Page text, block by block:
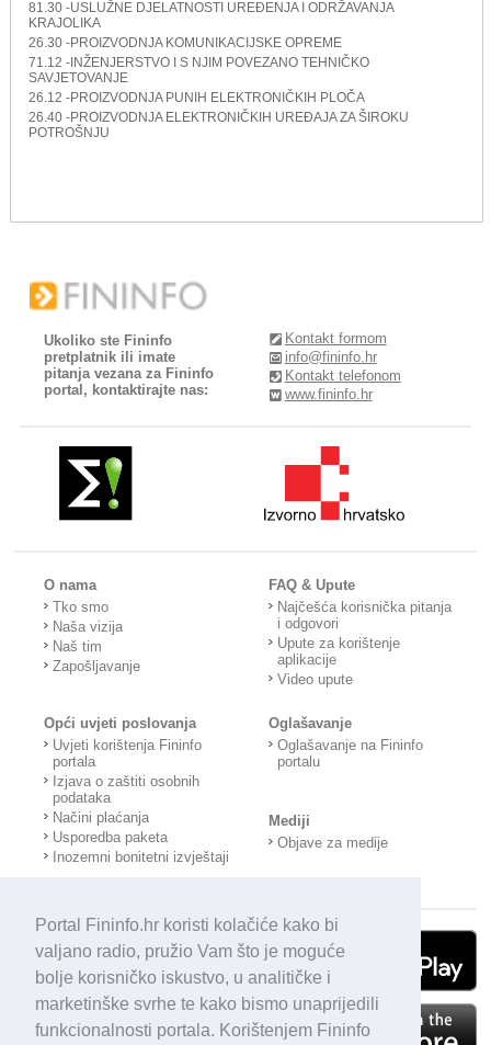
Portal Fininfo.hr koristi kolačiće kako bi
valjano radio, pružio Vam što je moguće
bolje korisničko iskustvo, u analitičke i
marketinške svrhe te kako bismo unaprijedili
funkcionalnosti portala. Korištenjem Fininfo
81.30 -USLUŽNE DJELATNOSTI UREĐENJA I ODRŽAVANJA
KRAJOLIKA
26.30 -PROIZVODNJA KOMUNIKACIJSKE OPREME
71.12 -INŽENJERSTVO I S NJIM POVEZANO TEHNIČKO
SAVJETOVANJE
26.12 -PROIZVODNJA PUNIH ELEKTRONIČKIH PLOČA
26.40 -PROIZVODNJA ELEKTRONIČKIH UREĐAJA ZA ŠIROKU
POTROŠNJU
Ukoliko ste Fininfo
pretplatnik ili imate
pitanja vezana za Fininfo
portal, kontaktirajte nas:
Kontakt formom
info@fininfo.hr
Kontakt telefonom
www.fininfo.hr
O nama
Tko smo
Naša vizija
Naš tim
Zapošljavanje
FAQ & Upute
Najčešća korisnička pitanja
i odgovori
Upute za korištenje
aplikacije
Video upute
Opći uvjeti poslovanja
Uvjeti korištenja Fininfo
portala
Izjava o zaštiti osobnih
podataka
Načini plaćanja
Usporedba paketa
Inozemni bonitetni izvještaji
Oglašavanje
Oglašavanje na Fininfo
portalu
Mediji
Objave za medije